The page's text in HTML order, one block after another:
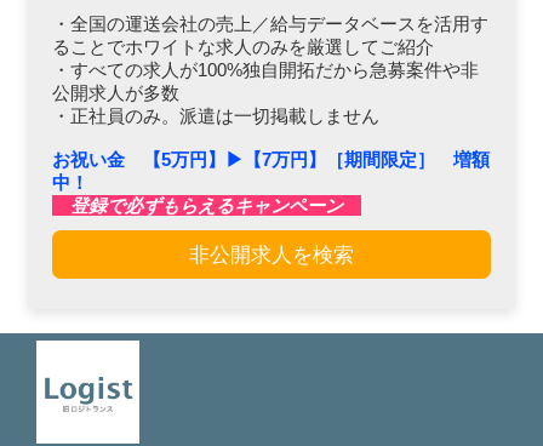
・全国の運送会社の売上／給与データベースを活用す
ることでホワイトな求人のみを厳選してご紹介
・すべての求人が100%独自開拓だから急募案件や非
公開求人が多数
・正社員のみ。派遣は一切掲載しません
お祝い金 【5万円】▶︎【7万円】［期間限定］ 増額
中！
登録で必ずもらえるキャンペーン
非公開求人を検索